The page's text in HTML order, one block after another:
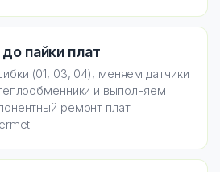
пайки плат
(01, 03, 04), меняем датчики
и выполняем
ремонт плат